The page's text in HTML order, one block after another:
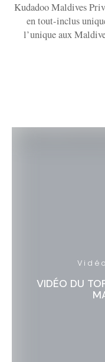
Kudadoo Maldives
en tout-inclus
l’unique aux
VIDÉO DU